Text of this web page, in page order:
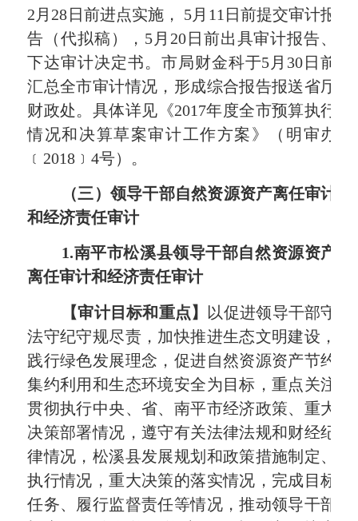
2 月 28 日前进点实施， 5月 11 日前提交审计报
告（代拟稿）， 5月 20日前出具审计报告、
下达审计决定书。市局财金科于5 月 30 日前
汇总全市审计情况，形成综合报告报送省厅
财政处。具体详见《2017年度全市预算执行
情况和决算草案审计工作方案》（明审办
﹝ 2018 ﹞4号）。
（三）领导干部自然资源资产离任审计
和经济责任审计
1.南平市松溪县领导干部自然资源资产
离任审计和经济责任审计
【审计目标和重点】 以促进领导干部守
法守纪守规尽责，加快推进生态文明建设，
践行绿色发展理念，促进自然资源资产节约
集约利用和生态环境安全为目标，重点关注
贯彻执行中央、省、南平市经济政策、重大
决策部署情况，遵守有关法律法规和财经纪
律情况，松溪县发展规划和政策措施制定、
执行情况，重大决策的落实情况，完成目标
任务、履行监督责任等情况，推动领导干部